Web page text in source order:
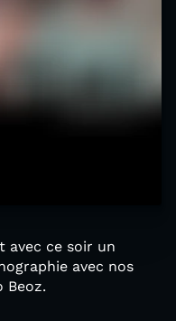
avec ce soir un
avec nos
Beoz.